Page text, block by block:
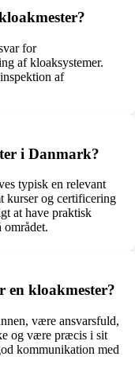
for
af kloaksystemer.
af
i Danmark?
typisk en relevant
kurser og certificering
at have praktisk
en kloakmester?
være ansvarsfuld,
og være præcis i sit
kommunikation med